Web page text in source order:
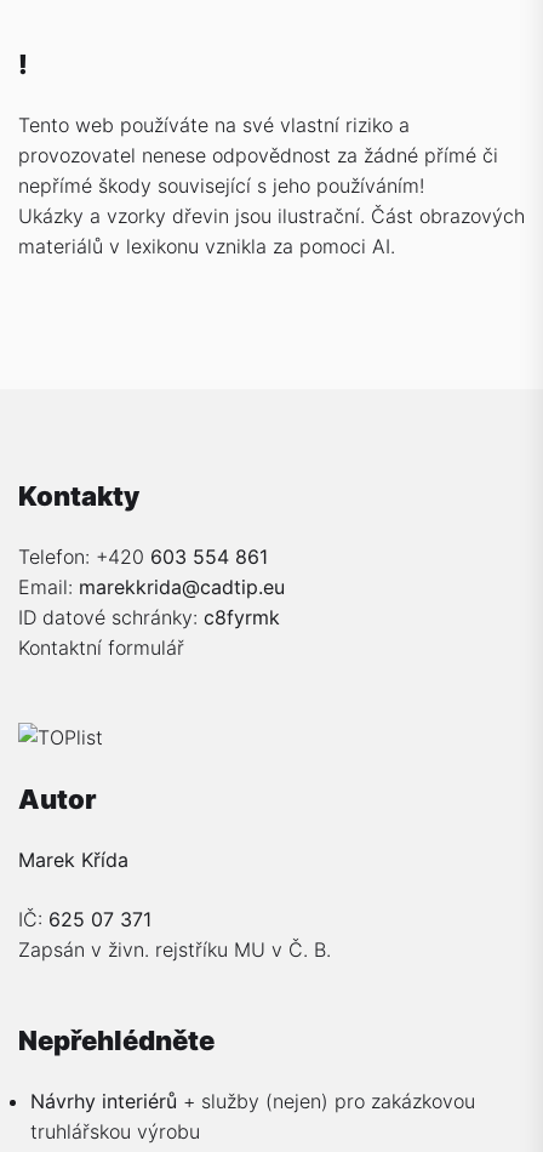
!
Tento web používáte na své vlastní riziko a
provozovatel nenese odpovědnost za žádné přímé či
nepřímé škody související s jeho používáním!
Ukázky a vzorky dřevin jsou ilustrační. Část obrazových
materiálů v lexikonu vznikla za pomoci AI.
Kontakty
Telefon: +420 603 554 861
Email: marekkrida@cadtip.eu
ID datové schránky: c8fyrmk
Kontaktní formulář
Autor
Marek Křída
IČ: 625 07 371
Zapsán v živn. rejstříku MU v Č. B.
Nepřehlédněte
Návrhy interiérů + služby (nejen) pro zakázkovou
truhlářskou výrobu